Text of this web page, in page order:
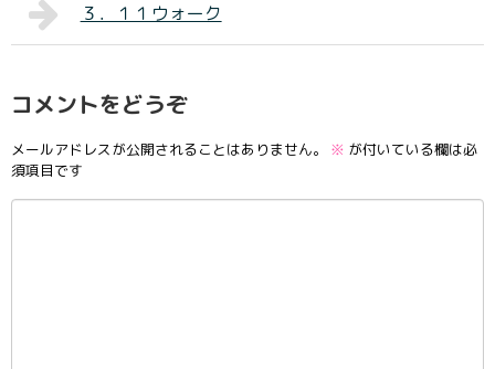
３．１１ウォーク
コメントをどうぞ
メールアドレスが公開されることはありません。 ※ が付いている欄は必
須項目です